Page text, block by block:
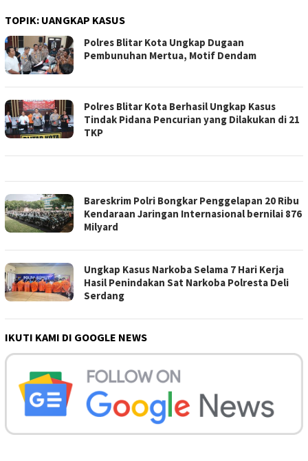
TOPIK: UANGKAP KASUS
Polres Blitar Kota Ungkap Dugaan
Pembunuhan Mertua, Motif Dendam
Polres Blitar Kota Berhasil Ungkap Kasus
Tindak Pidana Pencurian yang Dilakukan di 21
TKP
Bareskrim Polri Bongkar Penggelapan 20 Ribu
Kendaraan Jaringan Internasional bernilai 876
Milyard
Ungkap Kasus Narkoba Selama 7 Hari Kerja
Hasil Penindakan Sat Narkoba Polresta Deli
Serdang
IKUTI KAMI DI GOOGLE NEWS